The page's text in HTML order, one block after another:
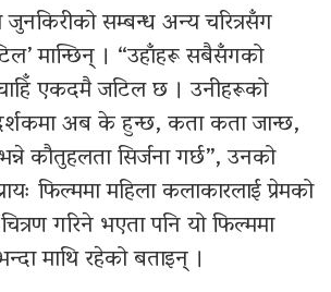
सम्बन्ध अन्य चरित्रसँग
मान्छिन् । “उहाँहरू सबैसँगको
चाहिँ एकदमै जटिल छ । उनीहरूको
दर्शकमा अब के हुन्छ, कता कता जान्छ,
कौतुहलता सिर्जना गर्छ”, उनको
फिल्ममा महिला कलाकारलाई प्रेमको
चित्रण गरिने भएता पनि यो फिल्ममा
माथि रहेको बताइन् ।